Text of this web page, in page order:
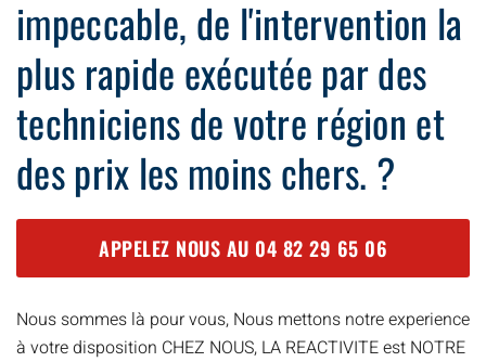
impeccable, de l'intervention la
plus rapide exécutée par des
techniciens de votre région et
des prix les moins chers. ?
APPELEZ NOUS AU 04 82 29 65 06
Nous sommes là pour vous, Nous mettons notre experience
à votre disposition CHEZ NOUS, LA REACTIVITE est NOTRE